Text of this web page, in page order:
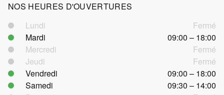
NOS HEURES D'OUVERTURES
Lundi
Fermé
Mardi
09:00 – 18:00
Mercredi
Fermé
Jeudi
Fermé
Vendredi
09:00 – 18:00
Samedi
09:30 – 14:00